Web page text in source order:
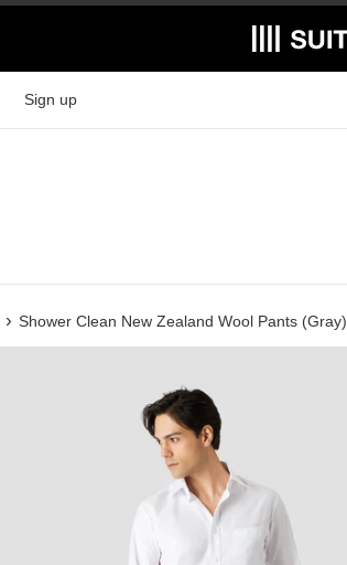
Sign up
› Shower Clean New Zealand Wool Pants (Gray)